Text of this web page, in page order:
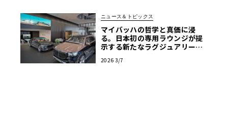
ニュース＆トピックス
マイバッハの哲学と真価に浸
る。日本初の専用ラウンジが提
示する新たなラグジュアリーの
2026 3/7